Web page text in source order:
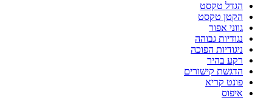
הגדל טקסט
הקטן טקסט
גווני אפור
נגודיות גבוהה
ניגודיות הפוכה
רקע בהיר
הדגשת קישורים
פונט קריא
איפוס